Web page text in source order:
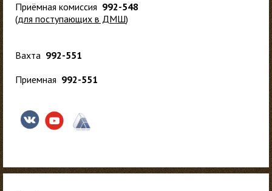
Приёмная комиссия 992-548
(для поступающих в ДМШ)
Вахта 992-551
Приемная 992-551